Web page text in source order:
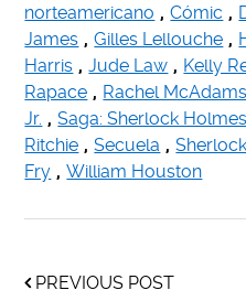
norteamericano , Cómic ,
James , Gilles Lellouche ,
Harris , Jude Law , Kelly
Rapace , Rachel McAdams
Jr. , Saga: Sherlock
Ritchie , Secuela ,
Fry , William Houston
PREVIOUS POST